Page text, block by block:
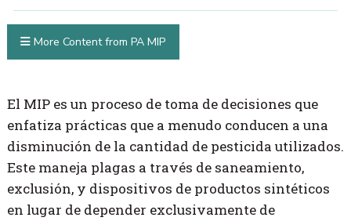
El MIP es un proceso de toma de decisiones que
enfatiza prácticas que a menudo conducen a una
disminución de la cantidad de pesticida utilizados.
Este maneja plagas a través de saneamiento,
exclusión, y dispositivos de productos sintéticos
en lugar de depender exclusivamente de
More Content from PA MIP